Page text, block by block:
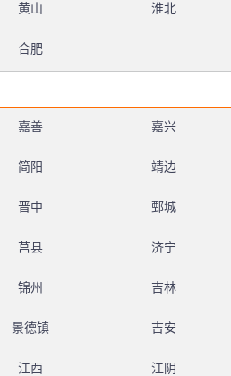
黄山 淮北
合肥
嘉善 嘉兴
简阳 靖边
晋中 鄄城
莒县 济宁
锦州 吉林
景德镇 吉安
江西 江阴